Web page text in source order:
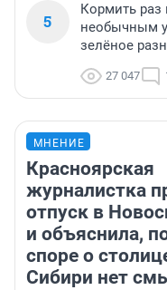
5
Кормить
необычным
зелёное
27 047
МНЕНИЕ
Красноярская
журналистка
отпуск в
и объяснила,
споре о
Сибири нет